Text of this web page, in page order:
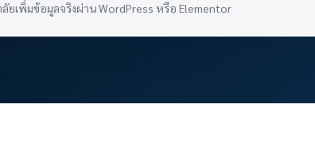
ยเพิ่มข้อมูลจริงผ่าน WordPress หรือ Elementor